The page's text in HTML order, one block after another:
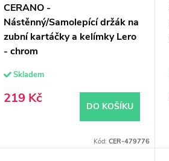
CERANO -
Nástěnný/Samolepící držák na
zubní kartáčky a kelímky Lero
- chrom
Skladem
219 Kč
DO KOŠÍKU
Kód: CER-479776